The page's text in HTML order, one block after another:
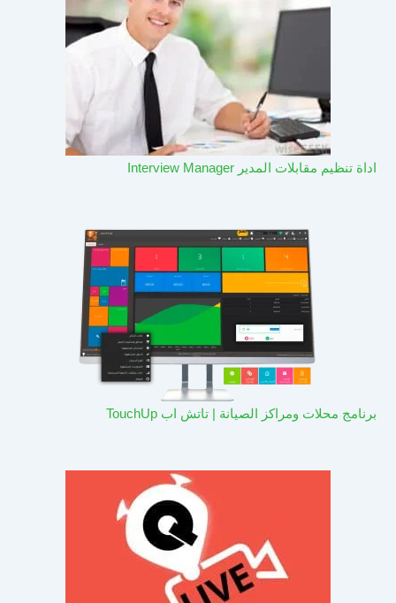
اداة تنظيم مقابلات المدير Interview Manager
برنامج محلات ومراكز الصيانة | تاتش اب TouchUp